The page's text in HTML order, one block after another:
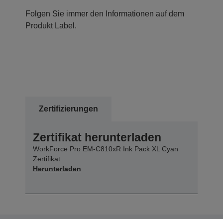
Folgen Sie immer den Informationen auf dem
Produkt Label.
Zertifizierungen
Zertifikat herunterladen
WorkForce Pro EM-C810xR Ink Pack XL Cyan
Zertifikat
Herunterladen